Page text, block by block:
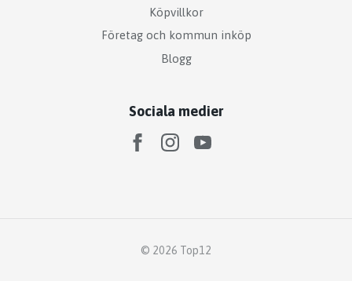
Köpvillkor
Företag och kommun inköp
Blogg
Sociala medier
© 2026 Top12